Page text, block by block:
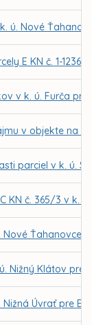
ú. Nové
E KN č. 1-
v k. ú. Furča
v objekte na
parciel v k. ú.
KN č. 365/3 v k.
Ťahanovce
Nižný Klátov
Nižná Úvrať pre